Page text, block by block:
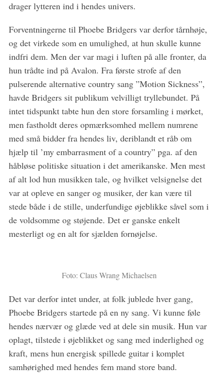
drager lytteren ind i hendes univers.
Forventningerne til Phoebe Bridgers var derfor tårnhøje,
og det virkede som en umulighed, at hun skulle kunne
indfri dem. Men der var magi i luften på alle fronter, da
hun trådte ind på Avalon. Fra første strofe af den
pulserende alternative country sang ”Motion Sickness”,
havde Bridgers sit publikum velvilligt tryllebundet. På
intet tidspunkt tabte hun den store forsamling i mørket,
men fastholdt deres opmærksomhed mellem numrene
med små bidder fra hendes liv, deriblandt et råb om
hjælp til ’my embarrasment of a country” pga. af den
håbløse politiske situation i det amerikanske. Men mest
af alt lod hun musikken tale, og hvilket velsignelse det
var at opleve en sanger og musiker, der kan være til
stede både i de stille, underfundige øjeblikke såvel som i
de voldsomme og støjende. Det er ganske enkelt
mesterligt og en alt for sjælden fornøjelse.
Foto: Claus Wrang Michaelsen
Det var derfor intet under, at folk jublede hver gang,
Phoebe Bridgers startede på en ny sang. Vi kunne føle
hendes nærvær og glæde ved at dele sin musik. Hun var
oplagt, tilstede i øjeblikket og sang med inderlighed og
kraft, mens hun energisk spillede guitar i komplet
samhørighed med hendes fem mand store band.
S
e
a
r
h
f
o